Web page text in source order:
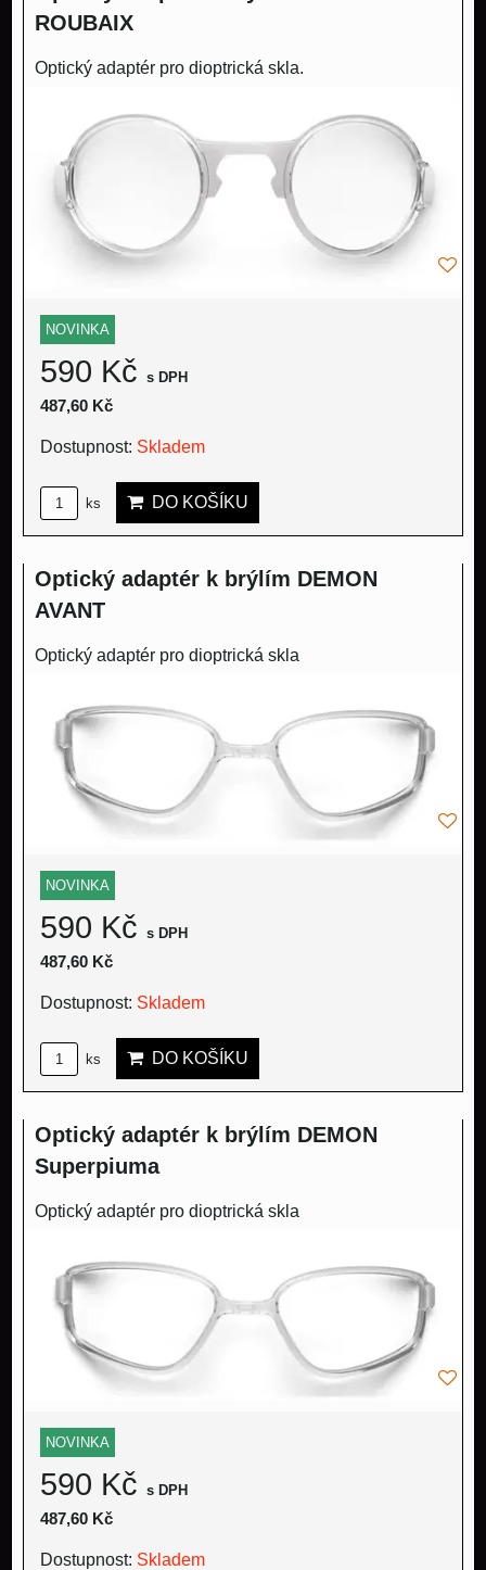
ROUBAIX
Optický adaptér pro dioptrická skla.
NOVINKA
590 Kč s DPH
487,60 Kč
Dostupnost: Skladem
ks DO KOŠÍKU
Optický adaptér k brýlím DEMON
AVANT
Optický adaptér pro dioptrická skla
NOVINKA
590 Kč s DPH
487,60 Kč
Dostupnost: Skladem
ks DO KOŠÍKU
Optický adaptér k brýlím DEMON
Superpiuma
Optický adaptér pro dioptrická skla
NOVINKA
590 Kč s DPH
487,60 Kč
Dostupnost: Skladem